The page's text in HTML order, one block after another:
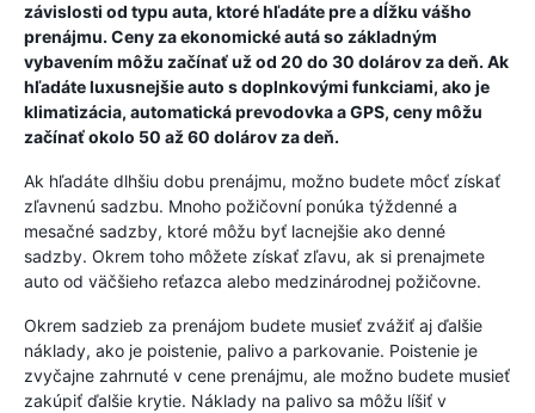
závislosti od typu auta, ktoré hľadáte pre a dĺžku vášho
prenájmu. Ceny za ekonomické autá so základným
vybavením môžu začínať už od 20 do 30 dolárov za deň. Ak
hľadáte luxusnejšie auto s doplnkovými funkciami, ako je
klimatizácia, automatická prevodovka a GPS, ceny môžu
začínať okolo 50 až 60 dolárov za deň.
Ak hľadáte dlhšiu dobu prenájmu, možno budete môcť získať
zľavnenú sadzbu. Mnoho požičovní ponúka týždenné a
mesačné sadzby, ktoré môžu byť lacnejšie ako denné
sadzby. Okrem toho môžete získať zľavu, ak si prenajmete
auto od väčšieho reťazca alebo medzinárodnej požičovne.
Okrem sadzieb za prenájom budete musieť zvážiť aj ďalšie
náklady, ako je poistenie, palivo a parkovanie. Poistenie je
zvyčajne zahrnuté v cene prenájmu, ale možno budete musieť
zakúpiť ďalšie krytie. Náklady na palivo sa môžu líšiť v